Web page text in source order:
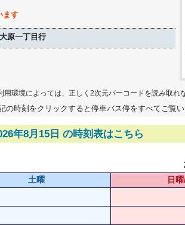
ます
原一丁目行
環境によっては、正しく2次元バーコードを読み取れ
の時刻をクリックすると停車バス停をすべてご覧い
年8月15日 の時刻表はこちら
土曜
日